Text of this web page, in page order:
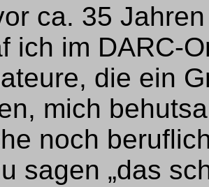
ca. 35
ich im DARC-
die ein
mich
noch
sagen „das